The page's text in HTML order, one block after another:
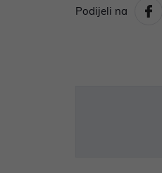
Podijeli na